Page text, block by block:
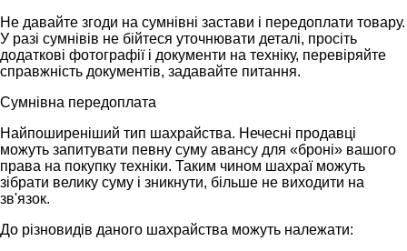
Не давайте згоди на сумнівні застави і передоплати товару.
У разі сумнівів не бійтеся уточнювати деталі, просіть
додаткові фотографії і документи на техніку, перевіряйте
справжність документів, задавайте питання.
Сумнівна передоплата
Найпоширеніший тип шахрайства. Нечесні продавці
можуть запитувати певну суму авансу для «броні» вашого
права на покупку техніки. Таким чином шахраї можуть
зібрати велику суму і зникнути, більше не виходити на
зв'язок.
До різновидів даного шахрайства можуть належати: